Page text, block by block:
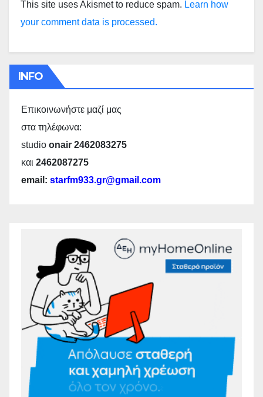
This site uses Akismet to reduce spam. Learn how
your comment data is processed.
INFO
Επικοινωνήστε μαζί μας
στα τηλέφωνα:
studio onair 2462083275
και 2462087275
email: starfm933.gr@gmail.com